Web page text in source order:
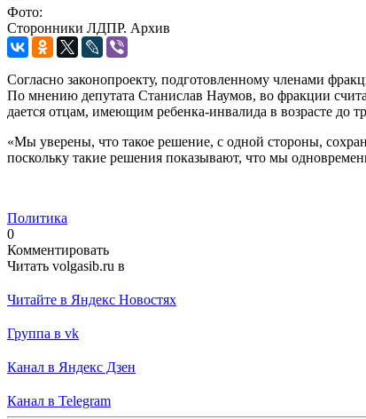
Фото:
Сторонники ЛДПР. Архив
Согласно законопроекту, подготовленному членами
По мнению депутата Станислав Наумов, во фракции
дается отцам, имеющим ребенка-инвалида в возрасте до
«Мы уверены, что такое решение, с одной стороны,
поскольку такие решения показывают, что мы
Политика
0
Комментировать
Читать volgasib.ru в
Читайте в Яндекс Новостях
Группа в vk
Канал в Яндекс Дзен
Канал в Telegram